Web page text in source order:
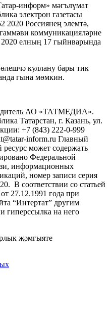
информ» мәгълүмат
электрон газетасы
Россиянең элемтә,
коммуникацияләрне
2020 елның 17 гыйнварында
куллану бары тик
гына мөмкин.
АО «ТАТМЕДИА».
Татарстан, г. Казань, ул.
+7 (843) 222-0-999
inform.ru Главный
может содержать
Федеральной
информационных
номер записи серия
В соответствии со статьей
27.12.1991 года при
“Интертат” другим
гиперссылка на него
җәмгыяте